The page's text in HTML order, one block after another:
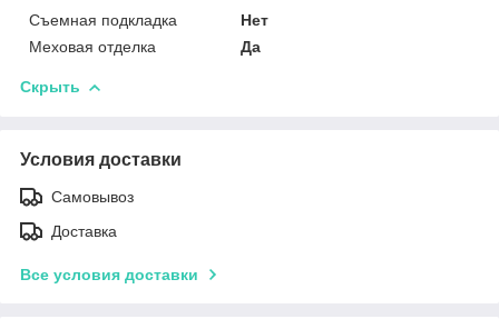
Съемная подкладка
Нет
Меховая отделка
Да
Скрыть
Условия доставки
Самовывоз
Доставка
Все условия доставки